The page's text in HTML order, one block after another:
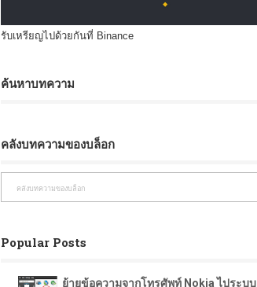
รับเหรียญไปด้วยกันที่ Binance
ค้นหาบทความ
คลังบทความของบล็อก
Popular Posts
ย้ายข้อความจากโทรศัพท์ Nokia ไประบบ